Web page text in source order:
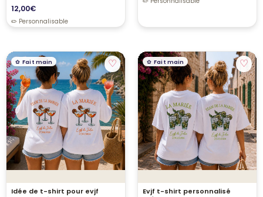
12,00€
Fait main ♡
Idée de t-shirt pour evjf
Fait main ♡
Evjf t-shirt personnalisé